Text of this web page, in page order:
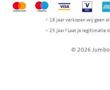
MastercardMaestroVisa Vpay
< 18 jaar verkopen wij geen
< 25 jaar? Laat je legitimatie
© 2026